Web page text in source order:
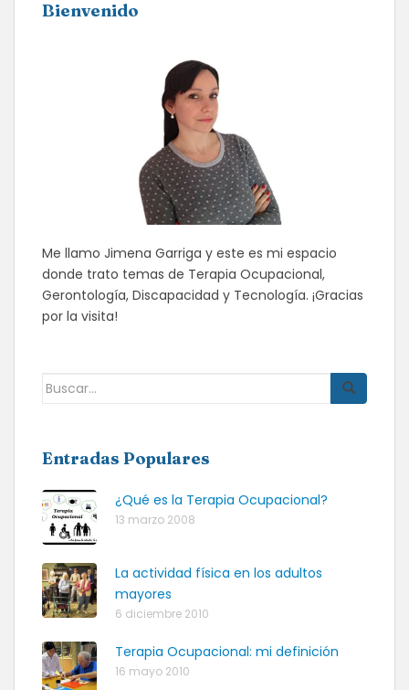
Bienvenido
Me llamo Jimena Garriga y este es mi espacio
donde trato temas de Terapia Ocupacional,
Gerontología, Discapacidad y Tecnología. ¡Gracias
por la visita!
Buscar:
Entradas Populares
¿Qué es la Terapia Ocupacional?
13 marzo 2008
La actividad física en los adultos
mayores
6 diciembre 2010
Terapia Ocupacional: mi definición
16 mayo 2010